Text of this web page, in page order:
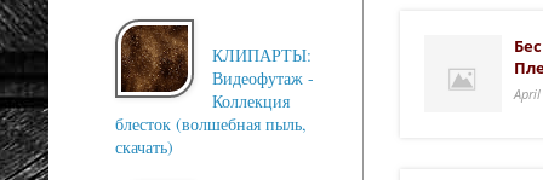
КЛИПАРТЫ:
Видеофутаж -
Коллекция
блесток (волшебная пыль,
скачать)